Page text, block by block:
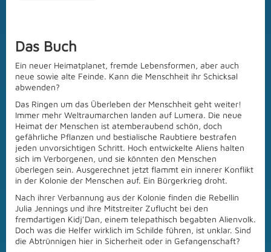
Das Buch
Ein neuer Heimatplanet, fremde Lebensformen, aber auch
neue sowie alte Feinde. Kann die Menschheit ihr Schicksal
abwenden?
Das Ringen um das Überleben der Menschheit geht weiter!
Immer mehr Weltraumarchen landen auf Lumera. Die neue
Heimat der Menschen ist atemberaubend schön, doch
gefährliche Pflanzen und bestialische Raubtiere bestrafen
jeden unvorsichtigen Schritt. Hoch entwickelte Aliens halten
sich im Verborgenen, und sie könnten den Menschen
überlegen sein. Ausgerechnet jetzt flammt ein innerer Konflikt
in der Kolonie der Menschen auf. Ein Bürgerkrieg droht.
Nach ihrer Verbannung aus der Kolonie finden die Rebellin
Julia Jennings und ihre Mitstreiter Zuflucht bei den
fremdartigen Kidj’Dan, einem telepathisch begabten Alienvolk.
Doch was die Helfer wirklich im Schilde führen, ist unklar. Sind
die Abtrünnigen hier in Sicherheit oder in Gefangenschaft?